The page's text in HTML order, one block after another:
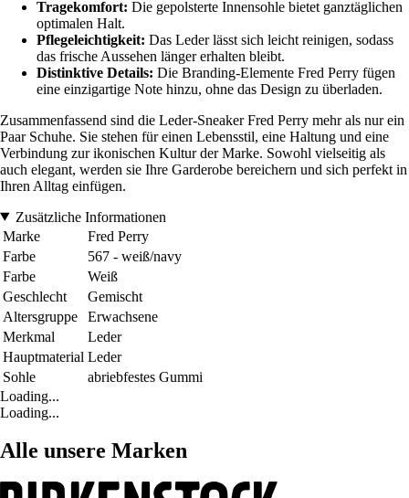
Tragekomfort: Die gepolsterte Innensohle bietet ganztäglichen
optimalen Halt.
Pflegeleichtigkeit: Das Leder lässt sich leicht reinigen, sodass
das frische Aussehen länger erhalten bleibt.
Distinktive Details: Die Branding-Elemente Fred Perry fügen
eine einzigartige Note hinzu, ohne das Design zu überladen.
Zusammenfassend sind die Leder-Sneaker Fred Perry mehr als nur ein
Paar Schuhe. Sie stehen für einen Lebensstil, eine Haltung und eine
Verbindung zur ikonischen Kultur der Marke. Sowohl vielseitig als
auch elegant, werden sie Ihre Garderobe bereichern und sich perfekt in
Ihren Alltag einfügen.
Zusätzliche Informationen
Marke
Fred Perry
Farbe
567 - weiß/navy
Farbe
Weiß
Geschlecht
Gemischt
Altersgruppe
Erwachsene
Merkmal
Leder
Hauptmaterial Leder
Sohle
abriebfestes Gummi
Loading...
Loading...
Alle unsere Marken